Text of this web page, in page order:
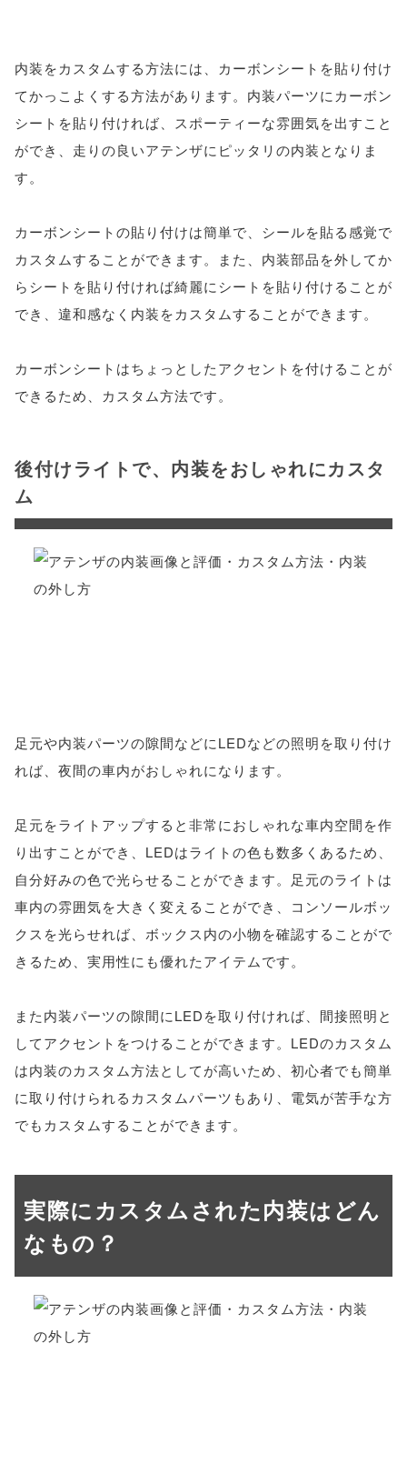
内装をカスタムする方法には、カーボンシートを貼り付け
てかっこよくする方法があります。内装パーツにカーボン
シートを貼り付ければ、スポーティーな雰囲気を出すこと
ができ、走りの良いアテンザにピッタリの内装となりま
す。
カーボンシートの貼り付けは簡単で、シールを貼る感覚で
カスタムすることができます。また、内装部品を外してか
らシートを貼り付ければ綺麗にシートを貼り付けることが
でき、違和感なく内装をカスタムすることができます。
カーボンシートはちょっとしたアクセントを付けることが
できるため、カスタム方法です。
後付けライトで、内装をおしゃれにカスタ
ム
足元や内装パーツの隙間などにLEDなどの照明を取り付け
れば、夜間の車内がおしゃれになります。
足元をライトアップすると非常におしゃれな車内空間を作
り出すことができ、LEDはライトの色も数多くあるため、
自分好みの色で光らせることができます。足元のライトは
車内の雰囲気を大きく変えることができ、コンソールボッ
クスを光らせれば、ボックス内の小物を確認することがで
きるため、実用性にも優れたアイテムです。
また内装パーツの隙間にLEDを取り付ければ、間接照明と
してアクセントをつけることができます。LEDのカスタム
は内装のカスタム方法としてが高いため、初心者でも簡単
に取り付けられるカスタムパーツもあり、電気が苦手な方
でもカスタムすることができます。
実際にカスタムされた内装はどん
なもの？